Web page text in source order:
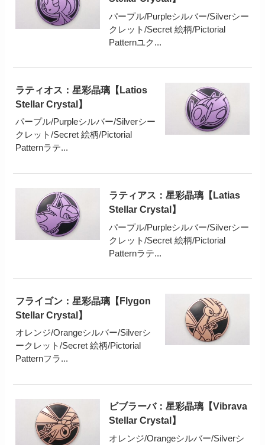
パープル/Purpleシルバー/Silverシー
クレット/Secret 絵柄/Pictorial
Patternユク...
ラティオス：星彩晶璃【Latios
Stellar Crystal】
パープル/Purpleシルバー/Silverシー
クレット/Secret 絵柄/Pictorial
Patternラテ...
ラティアス：星彩晶璃【Latias
Stellar Crystal】
パープル/Purpleシルバー/Silverシー
クレット/Secret 絵柄/Pictorial
Patternラテ...
フライゴン：星彩晶璃【Flygon
Stellar Crystal】
オレンジ/Orangeシルバー/Silverシ
ークレット/Secret 絵柄/Pictorial
Patternフラ...
ビブラーバ：星彩晶璃【Vibrava
Stellar Crystal】
オレンジ/Orangeシルバー/Silverシ